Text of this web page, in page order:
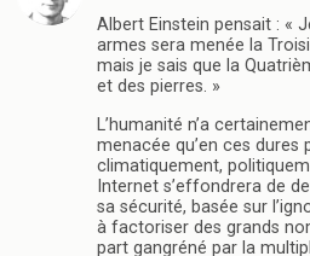
Albert Einstein pensait : «
armes sera menée la
mais je sais que la
et des pierres. »
L’humanité n’a
menacée qu’en ces dures
climatiquement,
Internet s’effondrera de
sa sécurité, basée sur
à factoriser des grands
part gangréné par la